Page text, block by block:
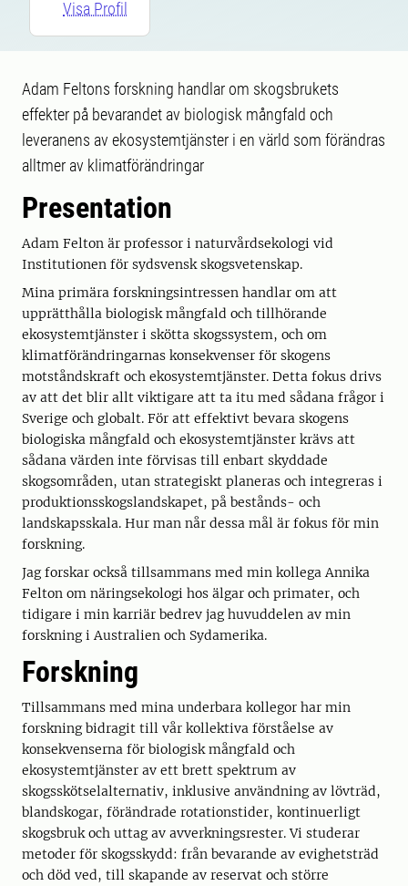
Visa Profil
Adam Feltons forskning handlar om skogsbrukets
effekter på bevarandet av biologisk mångfald och
leveranens av ekosystemtjänster i en värld som förändras
alltmer av klimatförändringar
Presentation
Adam Felton är professor i naturvårdsekologi vid
Institutionen för sydsvensk skogsvetenskap.
Mina primära forskningsintressen handlar om att
upprätthålla biologisk mångfald och tillhörande
ekosystemtjänster i skötta skogssystem, och om
klimatförändringarnas konsekvenser för skogens
motståndskraft och ekosystemtjänster. Detta fokus drivs
av att det blir allt viktigare att ta itu med sådana frågor i
Sverige och globalt. För att effektivt bevara skogens
biologiska mångfald och ekosystemtjänster krävs att
sådana värden inte förvisas till enbart skyddade
skogsområden, utan strategiskt planeras och integreras i
produktionsskogslandskapet, på bestånds- och
landskapsskala. Hur man når dessa mål är fokus för min
forskning.
Jag forskar också tillsammans med min kollega Annika
Felton om näringsekologi hos älgar och primater, och
tidigare i min karriär bedrev jag huvuddelen av min
forskning i Australien och Sydamerika.
Forskning
Tillsammans med mina underbara kollegor har min
forskning bidragit till vår kollektiva förståelse av
konsekvenserna för biologisk mångfald och
ekosystemtjänster av ett brett spektrum av
skogsskötselalternativ, inklusive användning av lövträd,
blandskogar, förändrade rotationstider, kontinuerligt
skogsbruk och uttag av avverkningsrester. Vi studerar
metoder för skogsskydd: från bevarande av evighetsträd
och död ved, till skapande av reservat och större